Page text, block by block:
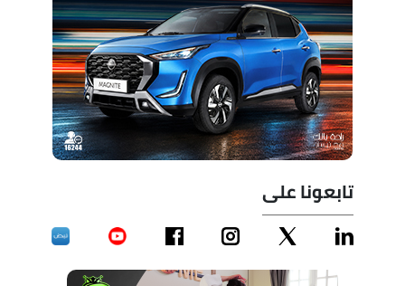
تابعونا على